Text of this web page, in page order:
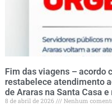
Fim das viagens – acordo
restabelece atendimento
de Araras na Santa Casa
8 de abril de 2026
Nenhum